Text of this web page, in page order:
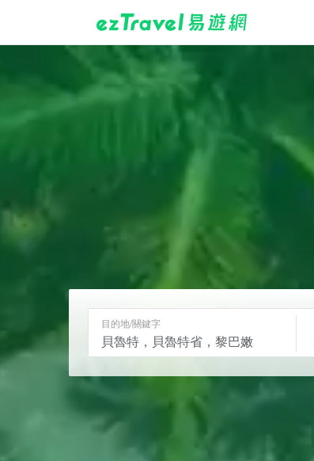
目的地/關鍵字